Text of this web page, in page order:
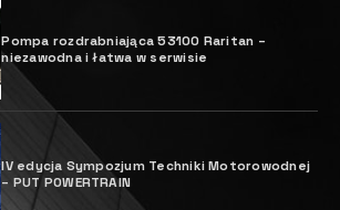
Pompa rozdrabniająca 53100 Raritan –
niezawodna i łatwa w serwisie
IV edycja Sympozjum Techniki Motorowodnej
– PUT POWERTRAIN